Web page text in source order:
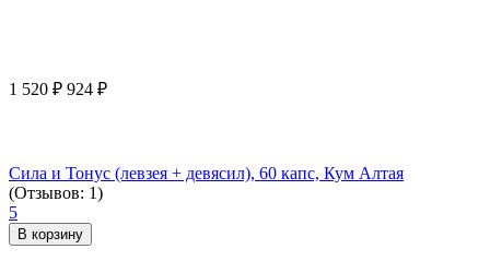
1 520 ₽ 924 ₽
Сила и Тонус (левзея + девясил), 60 капс, Кум Алтая
(Отзывов: 1)
5
В корзину